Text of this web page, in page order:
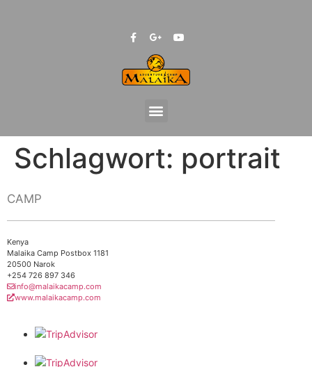
Schlagwort: portrait
CAMP
Kenya
Malaika Camp Postbox 1181
20500 Narok
+254 726 897 346
info@malaikacamp.com
www.malaikacamp.com